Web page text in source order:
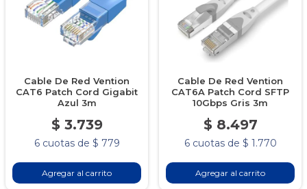
Cable De Red Vention
CAT6 Patch Cord Gigabit
Azul 3m
$ 3.739
6 cuotas de $ 779
Agregar al carrito
Cable De Red Vention
CAT6A Patch Cord SFTP
10Gbps Gris 3m
$ 8.497
6 cuotas de $ 1.770
Agregar al carrito